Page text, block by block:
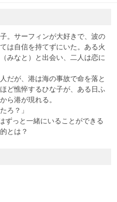
。サーフィンが大好きで、波の
は自信を持てずにいた。ある火
みなと）と出会い、二人は恋に
だが、港は海の事故で命を落と
ど憔悴するひな子が、ある日ふ
ら港が現れる。
ろ？」
ずっと一緒にいることができる
とは？